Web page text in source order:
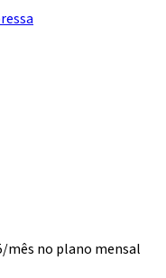
mês no plano mensal